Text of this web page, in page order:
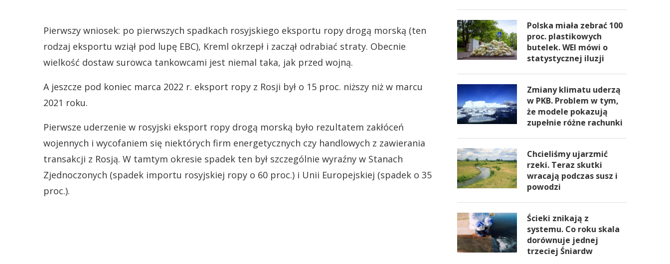
Pierwszy wniosek: po pierwszych spadkach rosyjskiego eksportu ropy drogą morską (ten
rodzaj eksportu wziął pod lupę EBC), Kreml okrzepł i zaczął odrabiać straty. Obecnie
wielkość dostaw surowca tankowcami jest niemal taka, jak przed wojną.
A jeszcze pod koniec marca 2022 r. eksport ropy z Rosji był o 15 proc. niższy niż w marcu
2021 roku.
Pierwsze uderzenie w rosyjski eksport ropy drogą morską było rezultatem zakłóceń
wojennych i wycofaniem się niektórych firm energetycznych czy handlowych z zawierania
transakcji z Rosją. W tamtym okresie spadek ten był szczególnie wyraźny w Stanach
Zjednoczonych (spadek importu rosyjskiej ropy o 60 proc.) i Unii Europejskiej (spadek o 35
proc.).
Polska miała zebrać 100
proc. plastikowych
butelek. WEI mówi o
statystycznej iluzji
Zmiany klimatu uderzą
w PKB. Problem w tym,
że modele pokazują
zupełnie różne rachunki
Chcieliśmy ujarzmić
rzeki. Teraz skutki
wracają podczas susz i
powodzi
Ścieki znikają z
systemu. Co roku skala
dorównuje jednej
trzeciej Śniardw